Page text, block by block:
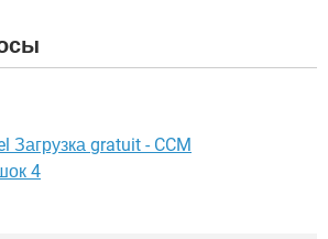
Загрузка gratuit - CCM
4